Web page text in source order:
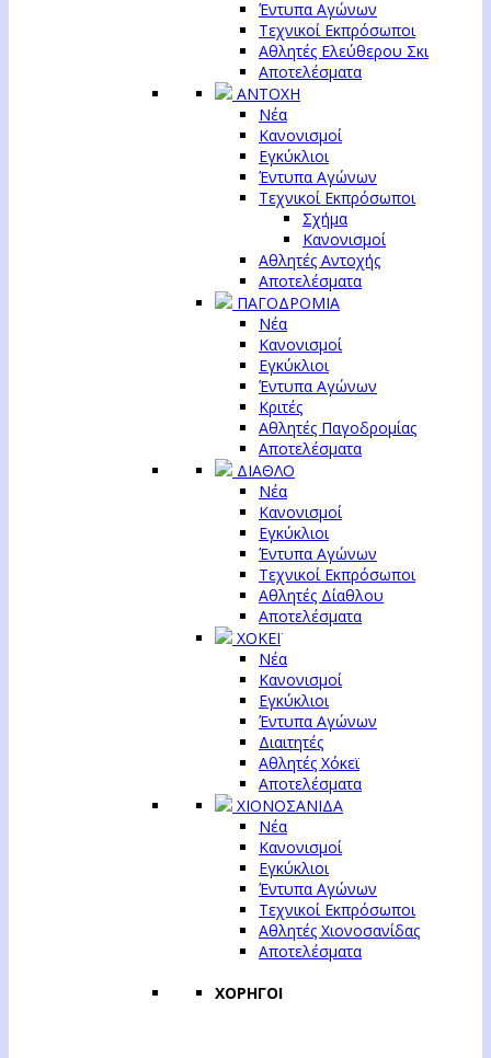
Έντυπα Αγώνων
Τεχνικοί Εκπρόσωποι
Αθλητές Ελεύθερου Σκι
Αποτελέσματα
ΑΝΤΟΧΗ
Νέα
Κανονισμοί
Εγκύκλιοι
Έντυπα Αγώνων
Τεχνικοί Εκπρόσωποι
Σχήμα
Κανονισμοί
Αθλητές Αντοχής
Αποτελέσματα
ΠΑΓΟΔΡΟΜΙΑ
Νέα
Κανονισμοί
Εγκύκλιοι
Έντυπα Αγώνων
Κριτές
Αθλητές Παγοδρομίας
Αποτελέσματα
ΔΙΑΘΛΟ
Νέα
Κανονισμοί
Εγκύκλιοι
Έντυπα Αγώνων
Τεχνικοί Εκπρόσωποι
Αθλητές Δίαθλου
Αποτελέσματα
ΧΟΚΕΪ
Νέα
Κανονισμοί
Εγκύκλιοι
Έντυπα Αγώνων
Διαιτητές
Αθλητές Χόκεϊ
Αποτελέσματα
ΧΙΟΝΟΣΑΝΙΔΑ
Νέα
Κανονισμοί
Εγκύκλιοι
Έντυπα Αγώνων
Τεχνικοί Εκπρόσωποι
Αθλητές Χιονοσανίδας
Αποτελέσματα
ΧΟΡΗΓΟΙ